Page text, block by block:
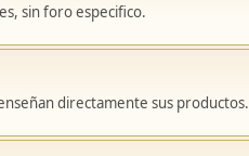
sin foro especifico.
directamente sus productos.